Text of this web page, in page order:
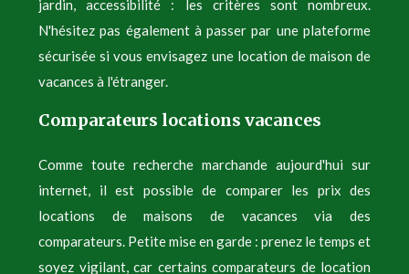
jardin, accessibilité : les critères sont nombreux.
N'hésitez pas également à passer par une plateforme
sécurisée si vous envisagez une location de maison de
vacances à l'étranger.
Comparateurs locations vacances
Comme toute recherche marchande aujourd'hui sur
internet, il est possible de comparer les prix des
locations de maisons de vacances via des
comparateurs. Petite mise en garde : prenez le temps et
soyez vigilant, car certains comparateurs de location